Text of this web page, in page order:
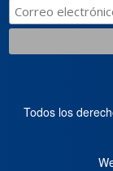
Todos los